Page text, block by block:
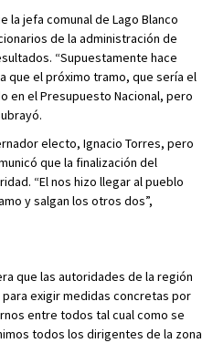
la jefa comunal de Lago Blanco
de la administración de
“Supuestamente hace
que el próximo tramo, que sería el
en el Presupuesto Nacional, pero
electo, Ignacio Torres, pero
que la finalización del
“El nos hizo llegar al pueblo
y salgan los otros dos”,
que las autoridades de la región
exigir medidas concretas por
entre todos tal cual como se
todos los dirigentes de la zona